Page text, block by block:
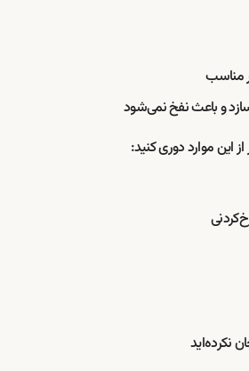
مناسب
و باعث نفخ نمی‌شود
این موارد دوری کنید:
نکرده‌اید